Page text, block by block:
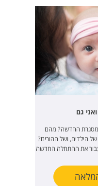
גם
החדשה? מהם
הילדים, ושל ההורים?
את ההתחלה החדשה